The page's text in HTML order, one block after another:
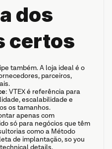
dos
certos
também. A loja ideal é o
parceiros,
: VTEX é referência para
escalabilidade e
os tamanhos.
apenas com
só para negócios que têm
como a Método
de implantação, so you